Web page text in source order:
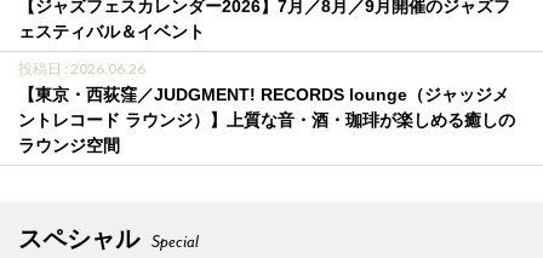
【ジャズフェスカレンダー2026】7月／8月／9月開催のジャズフ
ェスティバル＆イベント
投稿日 : 2026.06.26
【東京・西荻窪／JUDGMENT! RECORDS lounge（ジャッジメ
ントレコード ラウンジ）】上質な音・酒・珈琲が楽しめる癒しの
ラウンジ空間
スペシャル Special